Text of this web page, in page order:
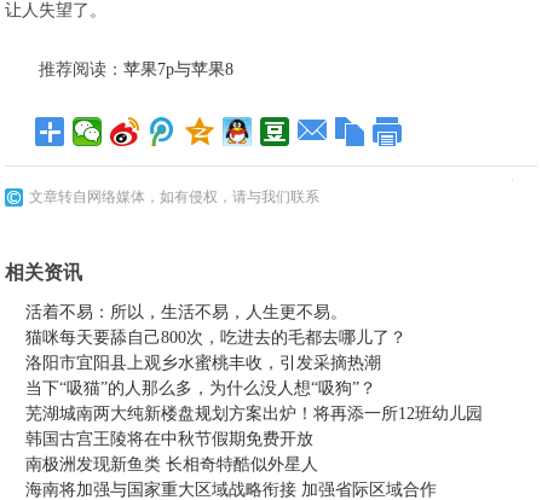
让人失望了。
推荐阅读：苹果7p与苹果8
文章转自网络媒体，如有侵权，请与我们联系
相关资讯
活着不易：所以，生活不易，人生更不易。
猫咪每天要舔自己800次，吃进去的毛都去哪儿了？
洛阳市宜阳县上观乡水蜜桃丰收，引发采摘热潮
当下“吸猫”的人那么多，为什么没人想“吸狗”？
芜湖城南两大纯新楼盘规划方案出炉！将再添一所12班幼儿园
韩国古宫王陵将在中秋节假期免费开放
南极洲发现新鱼类 长相奇特酷似外星人
海南将加强与国家重大区域战略衔接 加强省际区域合作